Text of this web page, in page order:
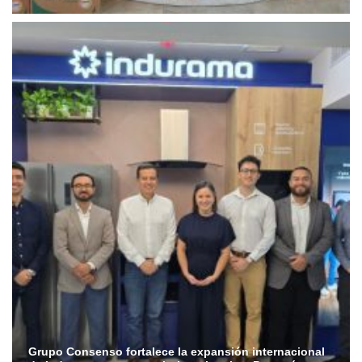
Grupo Consenso fortalece la expansión internacional